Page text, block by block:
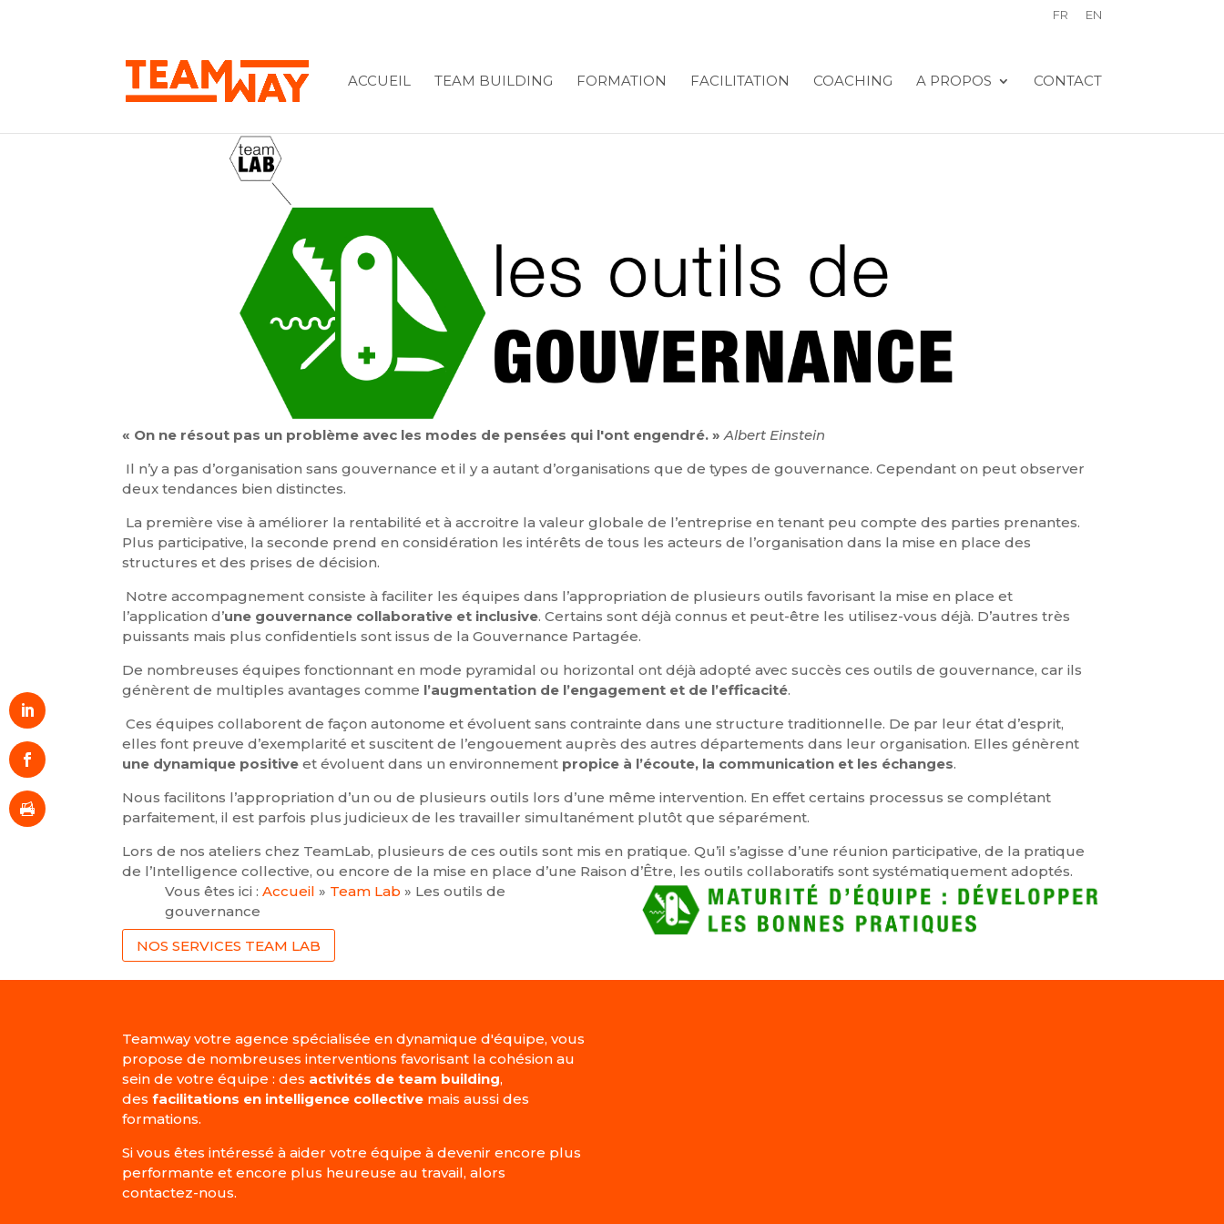
FR EN
ACCUEIL TEAM BUILDING FORMATION FACILITATION COACHING A PROPOS CONTACT
« On ne résout pas un problème avec les modes de pensées qui l'ont engendré. »Albert Einstein
Il n’y a pas d’organisation sans gouvernance et il y a autant d’organisations que de types de gouvernance. Cependant on peut observer
deux tendances bien distinctes.
La première vise à améliorer la rentabilité et à accroitre la valeur globale de l’entreprise en tenant peu compte des parties prenantes.
Plus participative, la seconde prend en considération les intérêts de tous les acteurs de l’organisation dans la mise en place des
structures et des prises de décision.
Notre accompagnement consiste à faciliter les équipes dans l’appropriation de plusieurs outils favorisant la mise en place et
l’application d’une gouvernance collaborative et inclusive. Certains sont déjà connus et peut-être les utilisez-vous déjà. D’autres très
puissants mais plus confidentiels sont issus de la Gouvernance Partagée.
De nombreuses équipes fonctionnant en mode pyramidal ou horizontal ont déjà adopté avec succès ces outils de gouvernance, car ils
génèrent de multiples avantages comme l’augmentation de l’engagement et de l’efficacité.
Ces équipes collaborent de façon autonome et évoluent sans contrainte dans une structure traditionnelle. De par leur état d’esprit,
elles font preuve d’exemplarité et suscitent de l’engouement auprès des autres départements dans leur organisation. Elles génèrent
une dynamique positive et évoluent dans un environnement propice à l’écoute, la communication et les échanges.
Nous facilitons l’appropriation d’un ou de plusieurs outils lors d’une même intervention. En effet certains processus se complétant
parfaitement, il est parfois plus judicieux de les travailler simultanément plutôt que séparément.
Lors de nos ateliers chez TeamLab, plusieurs de ces outils sont mis en pratique. Qu’il s’agisse d’une réunion participative, de la pratique
de l’Intelligence collective, ou encore de la mise en place d’une Raison d’Être, les outils collaboratifs sont systématiquement adoptés.
Vous êtes ici :Accueil » Team Lab » Les outils de
gouvernance
NOS SERVICES TEAM LAB
Teamway votre agence spécialisée en dynamique d'équipe, vous
propose de nombreuses interventions favorisant la cohésion au
sein de votre équipe : des activités de team building,
desfacilitations en intelligence collective mais aussi des
formations.
Si vous êtes intéressé à aider votre équipe à devenir encore plus
performante et encore plus heureuse au travail, alors
contactez-nous.